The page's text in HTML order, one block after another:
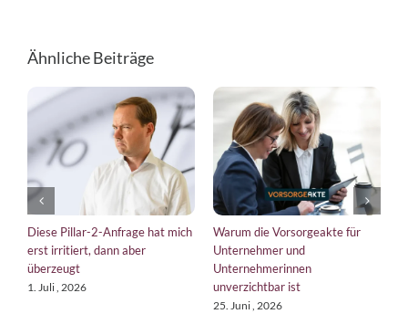
Ähnliche Beiträge
Pillar-2-Anfrage hat mich
irritiert, dann aber
Juli , 2026
Warum die Vorsorgeakte für
Unternehmer und
Unternehmerinnen
unverzichtbar ist
25. Juni , 2026